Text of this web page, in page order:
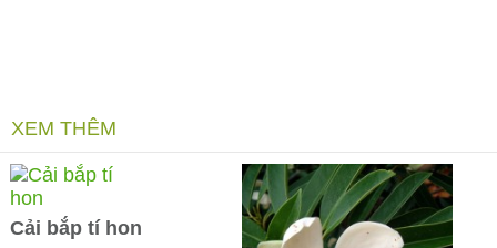
XEM THÊM
Cải bắp tí hon